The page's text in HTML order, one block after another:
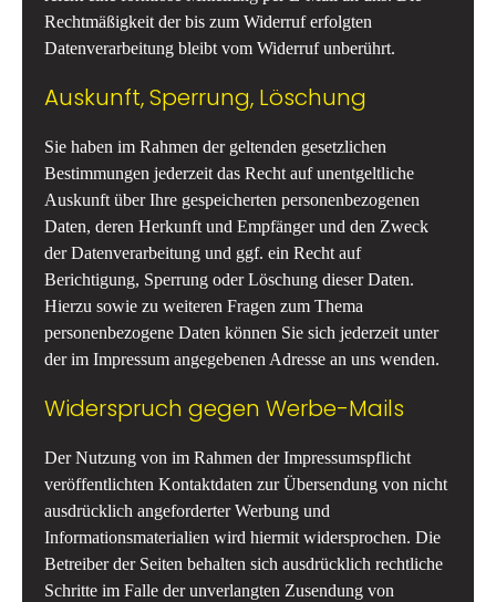
Rechtmäßigkeit der bis zum Widerruf erfolgten
Datenverarbeitung bleibt vom Widerruf unberührt.
Auskunft, Sperrung, Löschung
Sie haben im Rahmen der geltenden gesetzlichen
Bestimmungen jederzeit das Recht auf unentgeltliche
Auskunft über Ihre gespeicherten personenbezogenen
Daten, deren Herkunft und Empfänger und den Zweck
der Datenverarbeitung und ggf. ein Recht auf
Berichtigung, Sperrung oder Löschung dieser Daten.
Hierzu sowie zu weiteren Fragen zum Thema
personenbezogene Daten können Sie sich jederzeit unter
der im Impressum angegebenen Adresse an uns wenden.
Widerspruch gegen Werbe-Mails
Der Nutzung von im Rahmen der Impressumspflicht
veröffentlichten Kontaktdaten zur Übersendung von nicht
ausdrücklich angeforderter Werbung und
Informationsmaterialien wird hiermit widersprochen. Die
Betreiber der Seiten behalten sich ausdrücklich rechtliche
Schritte im Falle der unverlangten Zusendung von